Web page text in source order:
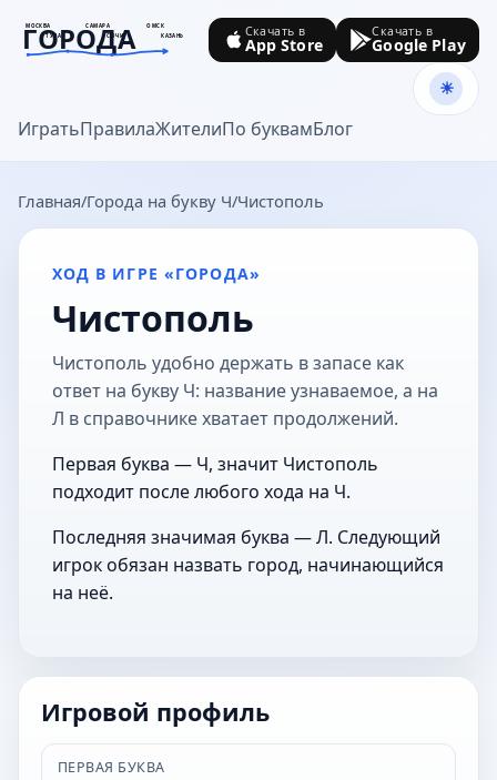
МОСКВА САМАРА
ОМСК
ТУЛА
СОЧИ КАЗАНЬ
ГОРОДА
goroda-na.ru
ИгратьПравилаЖителиПо буквамБлог
Скачать в
App Store
Скачать в
Google Play
Главная Города на букву Ч Чистополь
ХОД В ИГРЕ «ГОРОДА»
Чистополь
Чистополь удобно держать в запасе как
ответ на букву Ч: название узнаваемое, а на
Л в справочнике хватает продолжений.
Первая буква — Ч, значит Чистополь
подходит после любого хода на Ч.
Последняя значимая буква — Л. Следующий
игрок обязан назвать город, начинающийся
на неё.
Игровой профиль
ПЕРВАЯ БУКВА